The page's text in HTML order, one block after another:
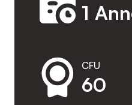
1
60
CFU